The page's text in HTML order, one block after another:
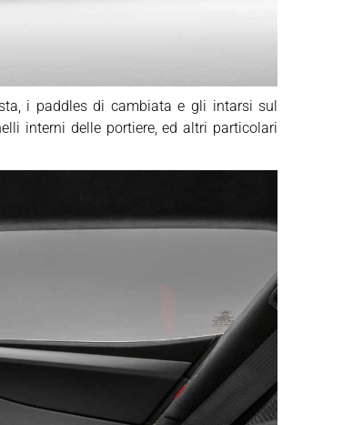
i paddles di cambiata e gli intarsi sul
interni delle portiere, ed altri particolari